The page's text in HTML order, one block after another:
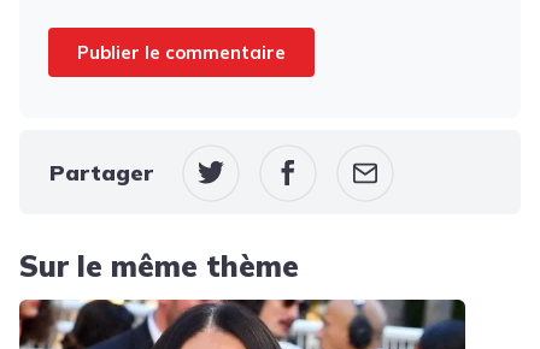
Partager
Sur le même thème